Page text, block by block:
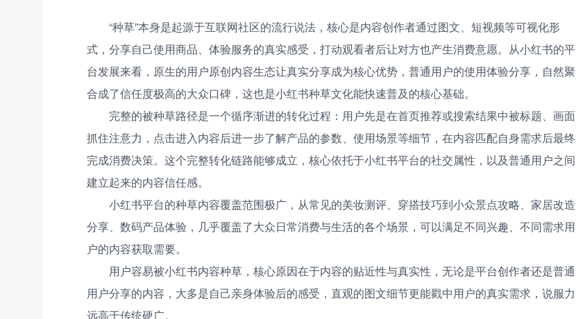
“种草”本身是起源于互联网社区的流行说法，核心是内容创作者通过图文、短视频等可视化形
式，分享自己使用商品、体验服务的真实感受，打动观看者后让对方也产生消费意愿。从小红书的平
台发展来看，原生的用户原创内容生态让真实分享成为核心优势，普通用户的使用体验分享，自然聚
合成了信任度极高的大众口碑，这也是小红书种草文化能快速普及的核心基础。
完整的被种草路径是一个循序渐进的转化过程：用户先是在首页推荐或搜索结果中被标题、画面
抓住注意力，点击进入内容后进一步了解产品的参数、使用场景等细节，在内容匹配自身需求后最终
完成消费决策。这个完整转化链路能够成立，核心依托于小红书平台的社交属性，以及普通用户之间
建立起来的内容信任感。
小红书平台的种草内容覆盖范围极广，从常见的美妆测评、穿搭技巧到小众景点攻略、家居改造
分享、数码产品体验，几乎覆盖了大众日常消费与生活的各个场景，可以满足不同兴趣、不同需求用
户的内容获取需要。
用户容易被小红书内容种草，核心原因在于内容的贴近性与真实性，无论是平台创作者还是普通
用户分享的内容，大多是自己亲身体验后的感受，直观的图文细节更能戳中用户的真实需求，说服力
远高于传统硬广。